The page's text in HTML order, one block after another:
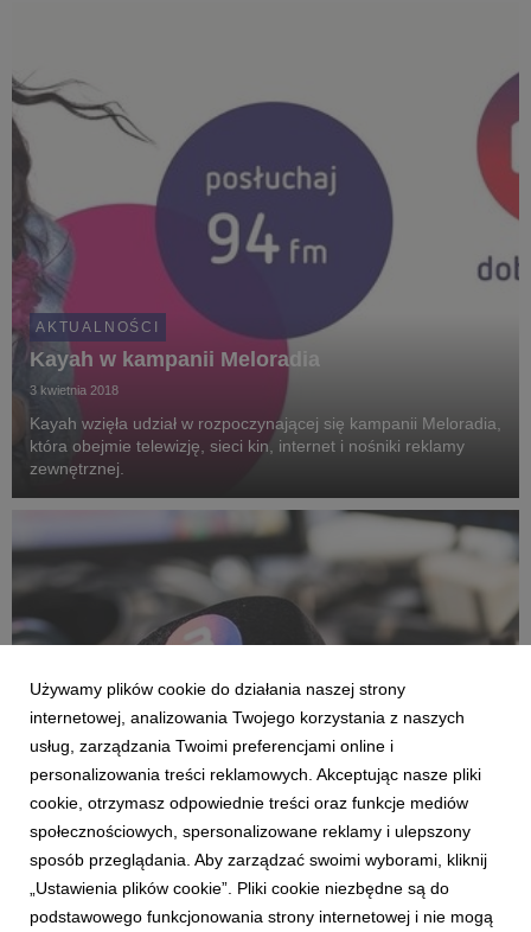
AKTUALNOŚCI
Kayah w kampanii Meloradia
3 kwietnia 2018
Kayah wzięła udział w rozpoczynającej się kampanii Meloradia,
która obejmie telewizję, sieci kin, internet i nośniki reklamy
zewnętrznej.
AKTUALNOŚCI
Kayah z autorską audycją w Meloradiu
18 września 2017
Używamy plików cookie do działania naszej strony
internetowej, analizowania Twojego korzystania z naszych
usług, zarządzania Twoimi preferencjami online i
personalizowania treści reklamowych. Akceptując nasze pliki
cookie, otrzymasz odpowiednie treści oraz funkcje mediów
społecznościowych, spersonalizowane reklamy i ulepszony
sposób przeglądania. Aby zarządzać swoimi wyborami, kliknij
„Ustawienia plików cookie”. Pliki cookie niezbędne są do
podstawowego funkcjonowania strony internetowej i nie mogą